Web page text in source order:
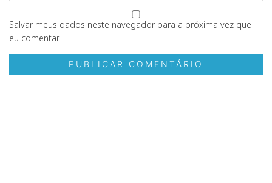
Salvar meus dados neste navegador para a próxima vez que
eu comentar.